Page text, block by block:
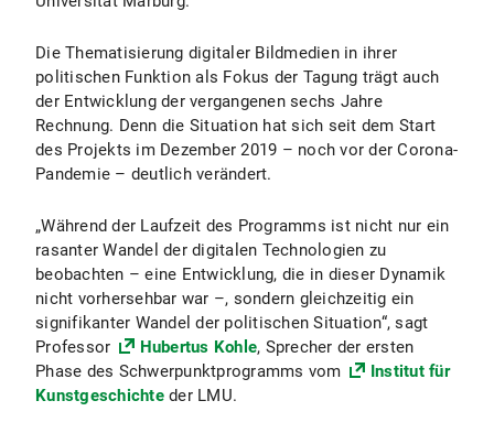
Die Thematisierung digitaler Bildmedien in ihrer
politischen Funktion als Fokus der Tagung trägt auch
der Entwicklung der vergangenen sechs Jahre
Rechnung. Denn die Situation hat sich seit dem Start
des Projekts im Dezember 2019 – noch vor der Corona-
Pandemie – deutlich verändert.
„Während der Laufzeit des Programms ist nicht nur ein
rasanter Wandel der digitalen Technologien zu
beobachten – eine Entwicklung, die in dieser Dynamik
nicht vorhersehbar war –, sondern gleichzeitig ein
signifikanter Wandel der politischen Situation“, sagt
Professor
Hubertus Kohle, Sprecher der ersten
Phase des Schwerpunktprogramms vom
Institut für
Kunstgeschichteder LMU.